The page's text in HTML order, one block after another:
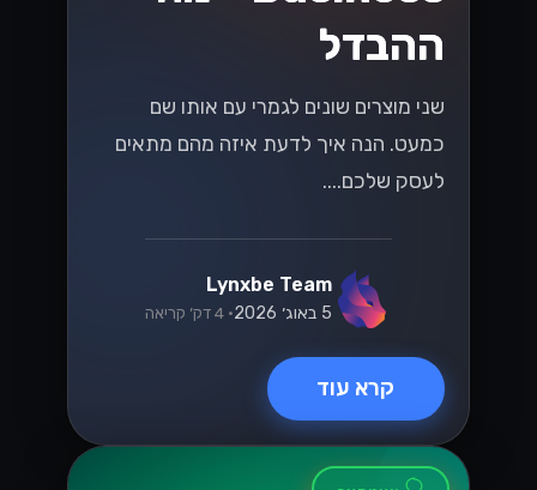
WhatsApp
Business לצמיחה
ובינוניים בישראל
התחרותי של ישראל! גלה כיצד ה-
התקשורת ולהניע צמיחה כמו שמעולם לא